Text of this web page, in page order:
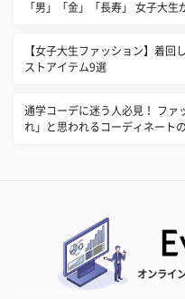
「男」「金」「長寿」 女子大
【女子大生ファッション】着回
ストアイテム9選
通学コーデに迷う人必見！ ファ
れ」と思われるコーディネート
オンライ